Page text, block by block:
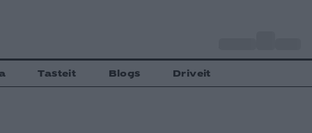
Tasteit Blogs Driveit